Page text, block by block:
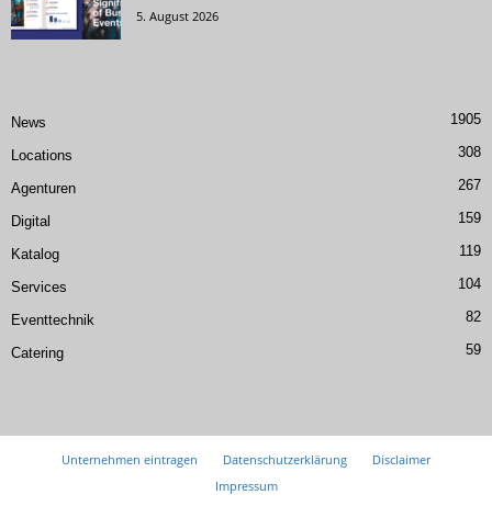
5. August 2026
News 1905
Locations 308
Agenturen 267
Digital 159
Katalog 119
Services 104
Eventtechnik 82
Catering 59
Unternehmen eintragen Datenschutzerklärung
Disclaimer
Impressum